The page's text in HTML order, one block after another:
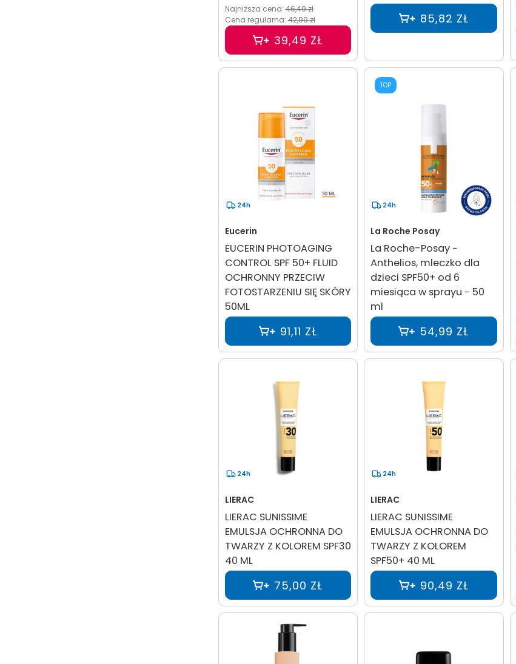
Najniższa cena:46,49 zł
Cena regularna:42,99 zł
39,49 ZŁ
85,82 ZŁ
24h
Eucerin
EUCERIN PHOTOAGING
CONTROL SPF 50+ FLUID
OCHRONNY PRZECIW
FOTOSTARZENIU SIĘ SKÓRY
50ML
91,11 ZŁ
TOP
24h
La Roche Posay
La Roche-Posay −
Anthelios, mleczko dla
dzieci SPF50+ od 6
miesiąca w sprayu − 50
ml
54,99 ZŁ
24h
LIERAC
LIERAC SUNISSIME
EMULSJA OCHRONNA DO
TWARZY Z KOLOREM SPF30
40 ML
75,00 ZŁ
24h
LIERAC
LIERAC SUNISSIME
EMULSJA OCHRONNA DO
TWARZY Z KOLOREM
SPF50+ 40 ML
90,49 ZŁ